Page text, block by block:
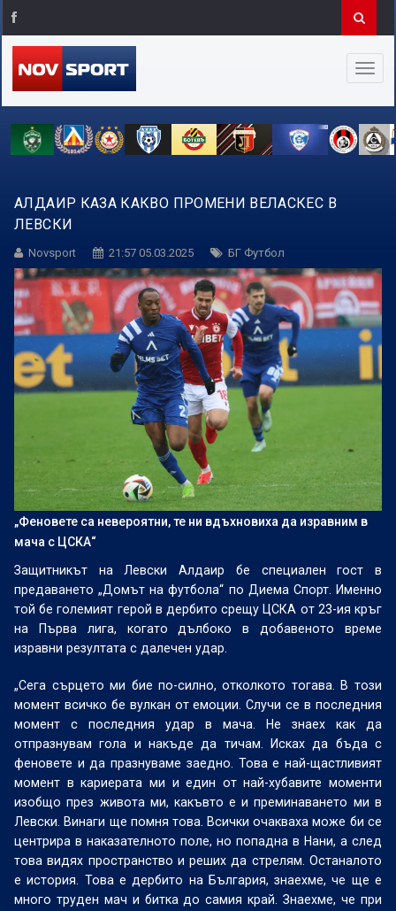
АЛДАИР КАЗА КАКВО ПРОМЕНИ ВЕЛАСКЕС В
ЛЕВСКИ
Novsport 21:57 05.03.2025 БГ Футбол
„Феновете са невероятни, те ни вдъхновиха да изравним в
мача с ЦСКА“
Защитникът на Левски Алдаир бе специален гост в
предаването „Домът на футбола“ по Диема Спорт. Именно
той бе големият герой в дербито срещу ЦСКА от 23-ия кръг
на Първа лига, когато дълбоко в добавеното време
изравни резултата с далечен удар.
„Сега сърцето ми бие по-силно, отколкото тогава. В този
момент всичко бе вулкан от емоции. Случи се в последния
момент с последния удар в мача. Не знаех как да
отпразнувам гола и накъде да тичам. Исках да бъда с
феновете и да празнуваме заедно. Това е най-щастливият
момент в кариерата ми и един от най-хубавите моменти
изобщо през живота ми, какъвто е и преминаването ми в
Левски. Винаги ще помня това. Всички очакваха може би се
центрира в наказателното поле, но попадна в Нани, а след
това видях пространство и реших да стрелям. Останалото
е история. Това е дербито на България, знаехме, че ще е
много труден мач и битка до самия край. Знаехме, че при